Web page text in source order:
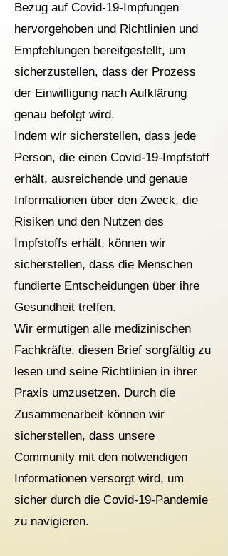
Bezug auf Covid-19-Impfungen
hervorgehoben und Richtlinien und
Empfehlungen bereitgestellt, um
sicherzustellen, dass der Prozess
der Einwilligung nach Aufklärung
genau befolgt wird.
Indem wir sicherstellen, dass jede
Person, die einen Covid-19-Impfstoff
erhält, ausreichende und genaue
Informationen über den Zweck, die
Risiken und den Nutzen des
Impfstoffs erhält, können wir
sicherstellen, dass die Menschen
fundierte Entscheidungen über ihre
Gesundheit treffen.
Wir ermutigen alle medizinischen
Fachkräfte, diesen Brief sorgfältig zu
lesen und seine Richtlinien in ihrer
Praxis umzusetzen. Durch die
Zusammenarbeit können wir
sicherstellen, dass unsere
Community mit den notwendigen
Informationen versorgt wird, um
sicher durch die Covid-19-Pandemie
zu navigieren.